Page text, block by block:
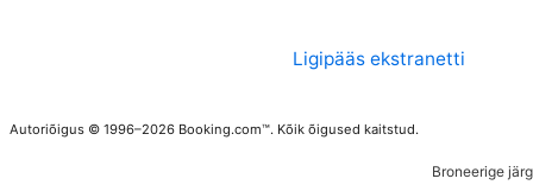
Ligipääs ekstranetti
Autoriõigus © 1996–2026 Booking.com™. Kõik õigused kaitstud.
Broneerige